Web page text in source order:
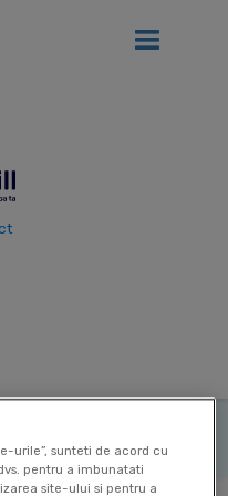
urile”, sunteti de acord cu
pentru a imbunatati
site-ului si pentru a